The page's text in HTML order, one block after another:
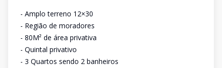
- Amplo terreno 12×30
- Região de moradores
- 80M² de área privativa
- Quintal privativo
- 3 Quartos sendo 2 banheiros